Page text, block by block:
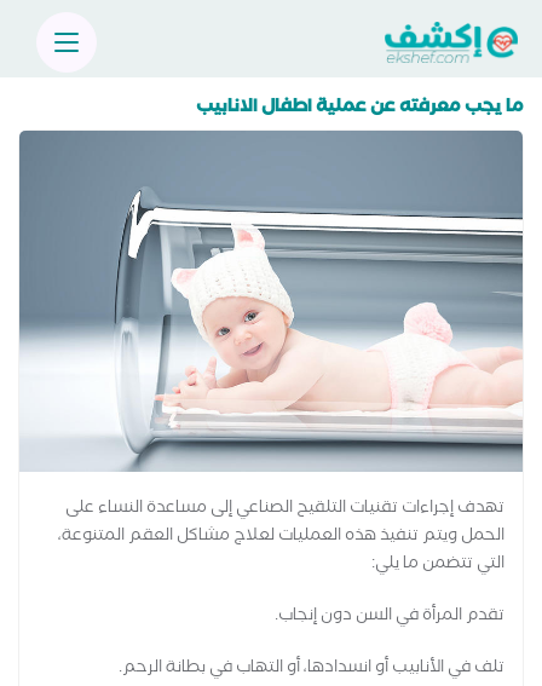
ما يجب معرفته عن عملية اطفال الانابيب
تهدف إجراءات تقنيات التلقيح الصناعي إلى مساعدة النساء على
الحمل ويتم تنفيذ هذه العمليات لعلاج مشاكل العقم المتنوعة،
التي تتضمن ما يلي:
تقدم المرأة في السن دون إنجاب.
تلف في الأنابيب أو انسدادها، أو التهاب في بطانة الرحم.